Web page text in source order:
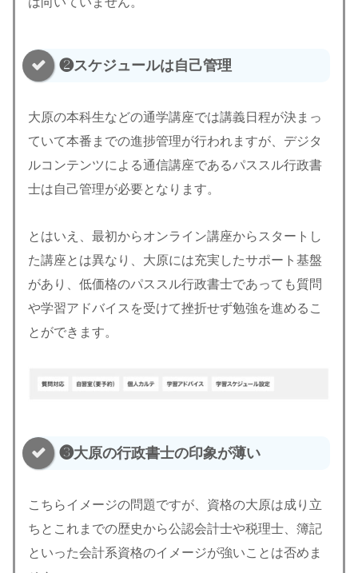
❷スケジュールは自己管理
大原の本科生などの通学講座では講義日程が決まっ
ていて本番までの進捗管理が行われますが、デジタ
ルコンテンツによる通信講座であるパススル行政書
士は自己管理が必要となります。
とはいえ、最初からオンライン講座からスタートし
た講座とは異なり、大原には充実したサポート基盤
があり、低価格のパススル行政書士であっても質問
や学習アドバイスを受けて挫折せず勉強を進めるこ
とができます。
❸大原の行政書士の印象が薄い
こちらイメージの問題ですが、資格の大原は成り立
ちとこれまでの歴史から公認会計士や税理士、簿記
といった会計系資格のイメージが強いことは否めま